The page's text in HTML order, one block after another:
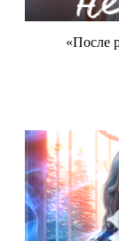
«После